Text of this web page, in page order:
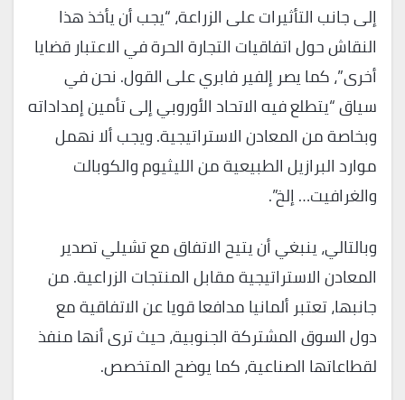
إلى جانب التأثيرات على الزراعة، “يجب أن يأخذ هذا
النقاش حول اتفاقيات التجارة الحرة في الاعتبار قضايا
أخرى”، كما يصر إلفير فابري على القول. نحن في
سياق “يتطلع فيه الاتحاد الأوروبي إلى تأمين إمداداته
وبخاصة من المعادن الاستراتيجية. ويجب ألا نهمل
موارد البرازيل الطبيعية من الليثيوم والكوبالت
والغرافيت… إلخ”.
وبالتالي، ينبغي أن يتيح الاتفاق مع تشيلي تصدير
المعادن الاستراتيجية مقابل المنتجات الزراعية. من
جانبها، تعتبر ألمانيا مدافعا قويا عن الاتفاقية مع
دول السوق المشتركة الجنوبية، حيث ترى أنها منفذ
لقطاعاتها الصناعية، كما يوضح المتخصص.